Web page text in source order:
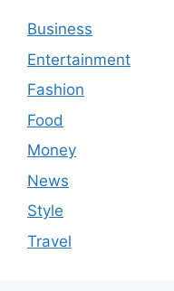
Business
Entertainment
Fashion
Food
Money
News
Style
Travel